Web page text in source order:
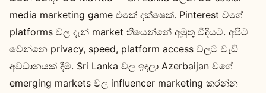
media marketing game එකේ දක්ෂෙක්. Pinterest වගේ
platforms වල දැන් market තියෙන්නේ අමුතු විදියට. අපිට
වෙන්නෙ privacy, speed, platform access වලට වැඩි
අවධානයක් දීම. Sri Lanka වල ඉඳලා Azerbaijan වගේ
emerging markets වල influencer marketing කරන්න